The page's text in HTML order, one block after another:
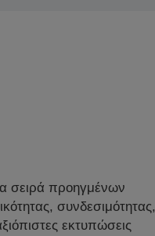
σειρά προηγμένων
συνδεσιμότητας,
εκτυπώσεις